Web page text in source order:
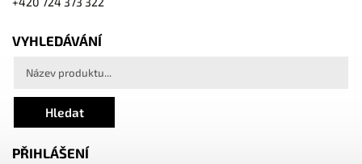
VYHLEDÁVÁNÍ
Hledat
PŘIHLÁŠENÍ